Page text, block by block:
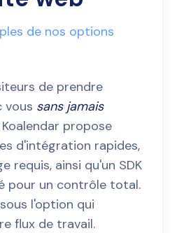
de nos options
de prendre
vous sans jamais
Koalendar propose
d'intégration rapides,
requis, ainsi qu'un SDK
pour un contrôle total.
l'option qui
flux de travail.